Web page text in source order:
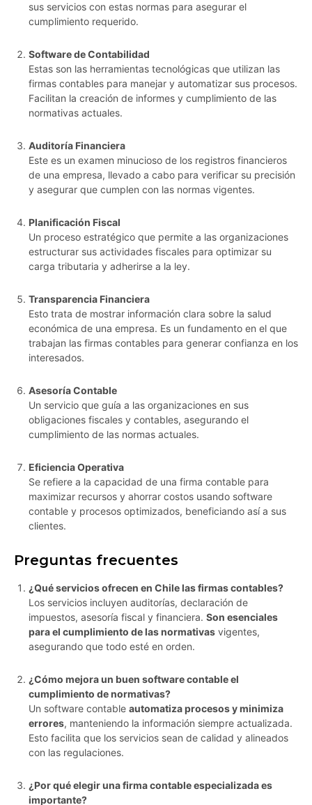
sus servicios con estas normas para asegurar el
cumplimiento requerido.
Software de Contabilidad
Estas son las herramientas tecnológicas que utilizan las
firmas contables para manejar y automatizar sus procesos.
Facilitan la creación de informes y cumplimiento de las
normativas actuales.
Auditoría Financiera
Este es un examen minucioso de los registros financieros
de una empresa, llevado a cabo para verificar su precisión
y asegurar que cumplen con las normas vigentes.
Planificación Fiscal
Un proceso estratégico que permite a las organizaciones
estructurar sus actividades fiscales para optimizar su
carga tributaria y adherirse a la ley.
Transparencia Financiera
Esto trata de mostrar información clara sobre la salud
económica de una empresa. Es un fundamento en el que
trabajan las firmas contables para generar confianza en los
interesados.
Asesoría Contable
Un servicio que guía a las organizaciones en sus
obligaciones fiscales y contables, asegurando el
cumplimiento de las normas actuales.
Eficiencia Operativa
Se refiere a la capacidad de una firma contable para
maximizar recursos y ahorrar costos usando software
contable y procesos optimizados, beneficiando así a sus
clientes.
Preguntas frecuentes
¿Qué servicios ofrecen en Chile las firmas contables?
Los servicios incluyen auditorías, declaración de
impuestos, asesoría fiscal y financiera. Son esenciales
para el cumplimiento de las normativas vigentes,
asegurando que todo esté en orden.
¿Cómo mejora un buen software contable el
cumplimiento de normativas?
Un software contable automatiza procesos y minimiza
errores, manteniendo la información siempre actualizada.
Esto facilita que los servicios sean de calidad y alineados
con las regulaciones.
¿Por qué elegir una firma contable especializada es
importante?